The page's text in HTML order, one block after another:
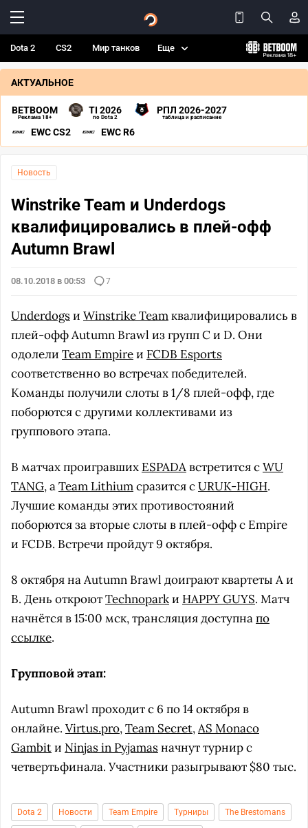
Dota 2 CS2 Мир танков Еще
АКТУАЛЬНОЕ
BETBOOM
Реклама 18+
TI 2026
по Dota 2
РПЛ 2026-2027
таблица и расписание
EWC CS2 EWC R6
Новость
Winstrike Team и Underdogs
квалифицировались в плей-офф
Autumn Brawl
08.10.2018 в 00:53 7
Underdogsи Winstrike Teamквалифицировались в
плей-офф Autumn Brawl из групп C и D. Они
одолели Team Empireи FCDB Esports
соответственно во встречах победителей.
Команды получили слоты в 1/8 плей-офф, где
поборются с другими коллективами из
группового этапа.
В матчах проигравших ESPADAвстретится сWU
TANG, аTeam Lithiumсразится сURUK-HIGH.
Лучшие команды этих противостояний
поборются за вторые слоты в плей-офф с Empire
и FCDB. Встречи пройдут 9 октября.
8 октября на Autumn Brawl доиграют квартеты A и
B. День откроютTechnoparkи HAPPY GUYS. Матч
начнётся в 15:00 мск, трансляция доступнапо
ссылке.
Групповой этап:
Autumn Brawl проходит с 6 по 14 октября в
онлайне. Virtus.pro,Team Secret,AS Monaco
Gambitи Ninjas in Pyjamasначнут турнир с
четвертьфинала. Участники разыгрывают $80 тыс.
Dota 2 Новости Team Empire Турниры The Brestomans